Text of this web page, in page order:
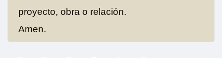
proyecto, obra o relación.
Amen.